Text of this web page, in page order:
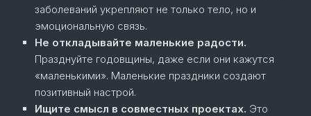
заболеваний укрепляют не только тело, но и
эмоциональную связь.
Не откладывайте маленькие радости.
Празднуйте годовщины, даже если они кажутся
«маленькими». Маленькие праздники создают
позитивный настрой.
Ищите смысл в совместных проектах. Это